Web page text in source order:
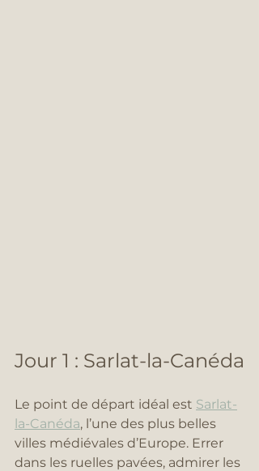
Jour 1 : Sarlat-la-Canéda
Le point de départ idéal est Sarlat-
la-Canéda, l’une des plus belles
villes médiévales d’Europe. Errer
dans les ruelles pavées, admirer les